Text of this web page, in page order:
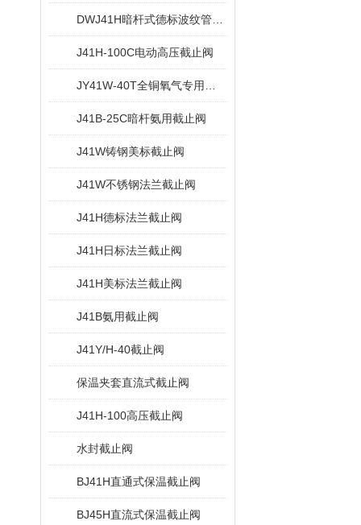
J41H-100C电动高压截止阀
J41B-25C暗杆氨用截止阀
J41W铸钢美标截止阀
J41W不锈钢法兰截止阀
J41H德标法兰截止阀
J41H日标法兰截止阀
J41H美标法兰截止阀
J41B氨用截止阀
J41Y/H-40截止阀
保温夹套直流式截止阀
J41H-100高压截止阀
水封截止阀
BJ41H直通式保温截止阀
BJ45H直流式保温截止阀